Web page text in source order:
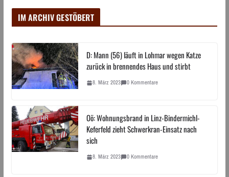
IM ARCHIV GESTÖBERT
D: Mann (56) läuft in Lohmar wegen Katze
zurück in brennendes Haus und stirbt
8. März 2023 0 Kommentare
Oö: Wohnungsbrand in Linz-Bindermichl-
Keferfeld zieht Schwerkran-Einsatz nach
sich
8. März 2023 0 Kommentare